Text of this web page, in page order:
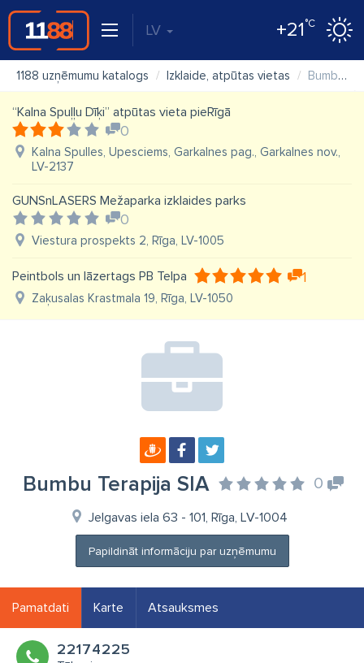
LV +21°C
1188 uzņēmumu katalogs Izklaide, atpūtas vietas Bumbu Terapija SIA
“Kalna Spuļļu Dīķi” atpūtas vieta pieRīgā
0
Kalna Spulles, Upesciems, Garkalnes pag., Garkalnes nov.,
LV-2137
GUNSnLASERS Mežaparka izklaides parks
0
Viestura prospekts 2, Rīga, LV-1005
Peintbols un lāzertags PB Telpa 1
Zaķusalas Krastmala 19, Rīga, LV-1050
Bumbu Terapija SIA 0
Jelgavas iela 63 - 101, Rīga, LV-1004
Papildināt informāciju par uzņēmumu
Pamatdati Karte Atsauksmes
22174225